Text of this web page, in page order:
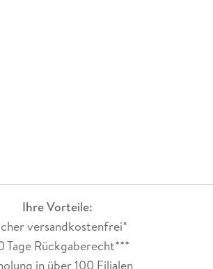
Ihre Vorteile:
versandkostenfrei*
Tage Rückgaberecht***
in über 100 Filialen